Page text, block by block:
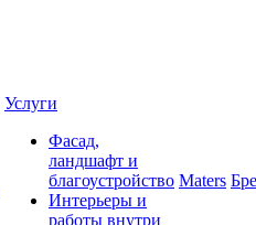
Услуги
Фасад,
ландшафт и
благоустройство
Интерьеры и
работы внутри
Maters